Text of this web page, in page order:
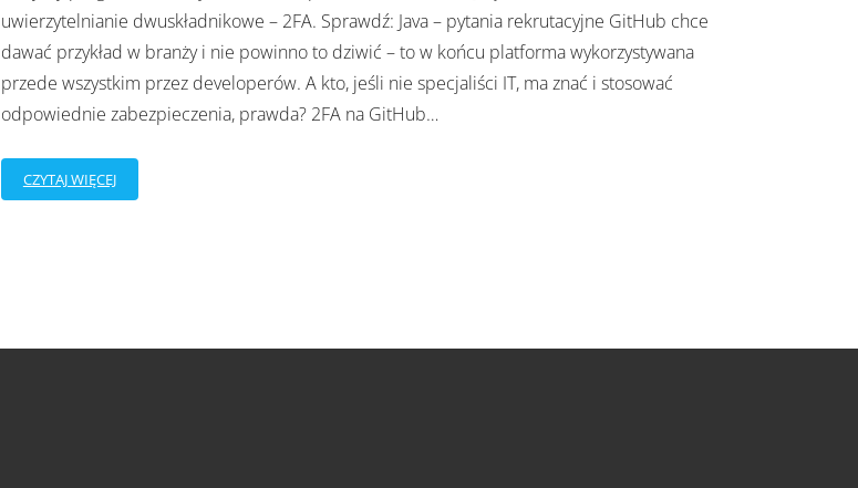
uwierzytelnianie dwuskładnikowe – 2FA. Sprawdź: Java – pytania rekrutacyjne GitHub chce
dawać przykład w branży i nie powinno to dziwić – to w końcu platforma wykorzystywana
przede wszystkim przez developerów. A kto, jeśli nie specjaliści IT, ma znać i stosować
odpowiednie zabezpieczenia, prawda? 2FA na GitHub…
CZYTAJ WIĘCEJ